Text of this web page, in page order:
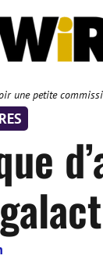
une petite